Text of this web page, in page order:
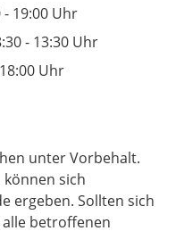
- 19:00 Uhr
- 13:30 Uhr
Uhr
unter Vorbehalt.
sich
ergeben. Sollten sich
betroffenen